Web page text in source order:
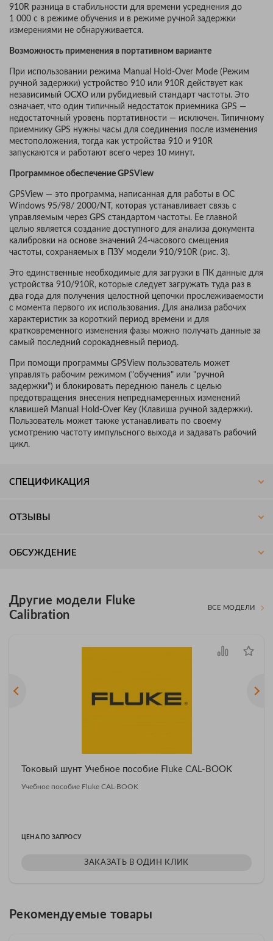
910R разница в стабильности для времени усреднения до
1 000 с в режиме обучения и в режиме ручной задержки
измерениями не обнаруживается.
Возможность применения в портативном варианте
При использовании режима Manual Hold-Over Mode (Режим
ручной задержки) устройство 910 или 910R действует как
независимый OCXO или рубидиевый стандарт частоты. Это
означает, что один типичный недостаток приемника GPS —
недостаточный уровень портативности — исключен. Типичному
приемнику GPS нужны часы для соединения после изменения
местоположения, тогда как устройства 910 и 910R
запускаются и работают всего через 10 минут.
Программное обеспечение GPSView
GPSView — это программа, написанная для работы в ОС
Windows 95/98/ 2000/NT, которая устанавливает связь с
управляемым через GPS стандартом частоты. Ее главной
целью является создание доступного для анализа документа
калибровки на основе значений 24-часового смещения
частоты, сохраняемых в ПЗУ модели 910/910R (рис. 3).
Это единственные необходимые для загрузки в ПК данные для
устройства 910/910R, которые следует загружать туда раз в
два года для получения целостной цепочки прослеживаемости
с момента первого их использования. Для анализа рабочих
характеристик за короткий период времени и для
кратковременного изменения фазы можно получать данные за
самый последний сорокадневный период.
При помощи программы GPSView пользователь может
управлять рабочим режимом ("обучения" или "ручной
задержки") и блокировать переднюю панель с целью
предотвращения внесения непреднамеренных изменений
клавишей Manual Hold-Over Key (Клавиша ручной задержки).
Пользователь может также устанавливать по своему
усмотрению частоту импульсного выхода и задавать рабочий
цикл.
СПЕЦИФИКАЦИЯ
ОТЗЫВЫ
ОБСУЖДЕНИЕ
Другие модели Fluke
Calibration
ВСЕ МОДЕЛИ
Токовый шунт Учебное пособие Fluke CAL-BOOK
Учебное пособие Fluke CAL-BOOK
ЦЕНА ПО ЗАПРОСУ
ЗАКАЗАТЬ В ОДИН КЛИК
Рекомендуемые товары